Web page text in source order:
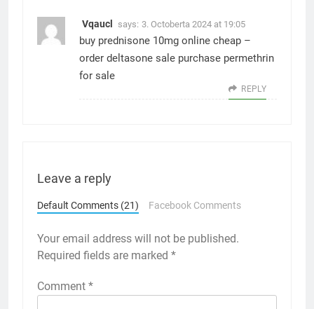
Vqaucl says: 3. Octoberta 2024 at 19:05
buy prednisone 10mg online cheap –
order deltasone sale purchase permethrin
for sale
REPLY
Leave a reply
Default Comments (21) Facebook Comments
Your email address will not be published.
Required fields are marked *
Comment *